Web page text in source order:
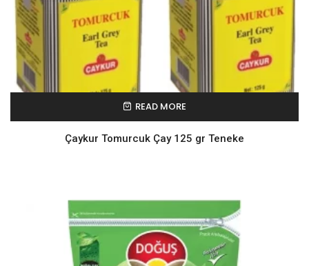
READ MORE
Çaykur Tomurcuk Çay 125 gr Teneke